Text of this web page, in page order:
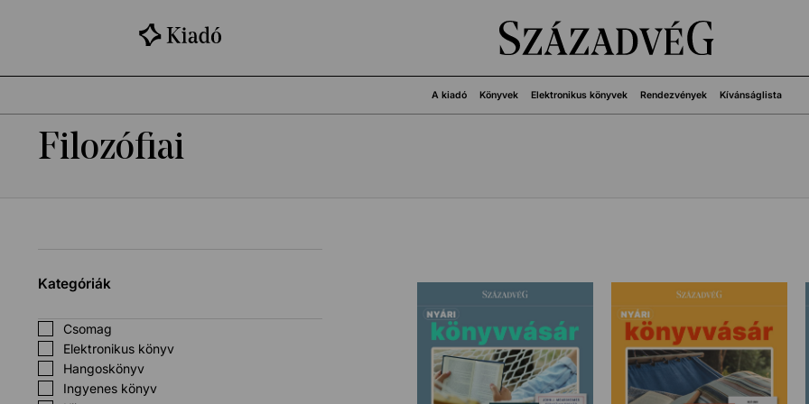
A kiadó Könyvek Elektronikus könyvek Rendezvények Kívánságlista
Filozófiai
Kategóriák
Csomag
Elektronikus könyv
Hangoskönyv
Ingyenes könyv